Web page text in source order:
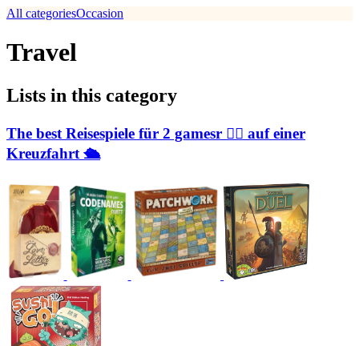
All categoriesOccasion
Travel
Lists in this category
The best Reisespiele für 2 gamesr 👯‍♀️ auf einer
Kreuzfahrt 🛳